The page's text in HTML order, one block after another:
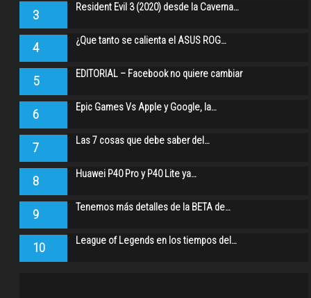
3 Resident Evil 3 (2020) desde la Caverna…
4 ¿Que tanto se calienta el ASUS ROG…
5 EDITORIAL – Facebook no quiere cambiar
6 Epic Games Vs Apple y Google, la…
7 Las 7 cosas que debe saber del…
8 Huawei P40 Pro y P40 Lite ya…
9 Tenemos más detalles de la BETA de…
10 League of Legends en los tiempos del…